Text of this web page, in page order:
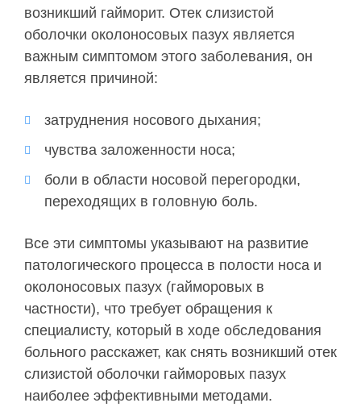
возникший гайморит. Отек слизистой
оболочки околоносовых пазух является
важным симптомом этого заболевания, он
является причиной:
затруднения носового дыхания;
чувства заложенности носа;
боли в области носовой перегородки,
переходящих в головную боль.
Все эти симптомы указывают на развитие
патологического процесса в полости носа и
околоносовых пазух (гайморовых в
частности), что требует обращения к
специалисту, который в ходе обследования
больного расскажет, как снять возникший отек
слизистой оболочки гайморовых пазух
наиболее эффективными методами.